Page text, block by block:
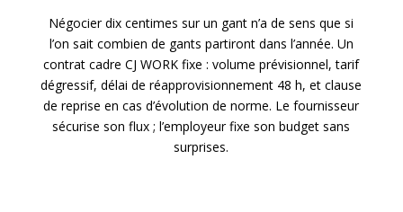
Négocier dix centimes sur un gant n’a de sens que si
l’on sait combien de gants partiront dans l’année. Un
contrat cadre CJ WORK fixe : volume prévisionnel, tarif
dégressif, délai de réapprovisionnement 48 h, et clause
de reprise en cas d’évolution de norme. Le fournisseur
sécurise son flux ; l’employeur fixe son budget sans
surprises.